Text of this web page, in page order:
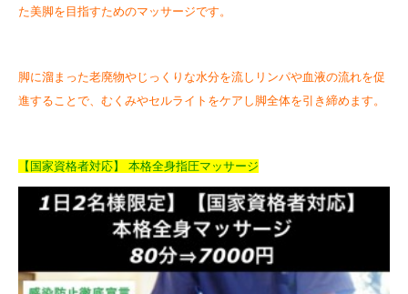
た美脚を目指すためのマッサージです。
脚に溜まった老廃物やじっくりな水分を流しリンパや血液の流れを促
進することで、むくみやセルライトをケアし脚全体を引き締めます。
【国家資格者対応】 本格全身指圧マッサージ